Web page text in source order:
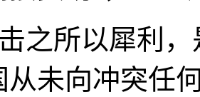
之所以犀利
从未向冲突任